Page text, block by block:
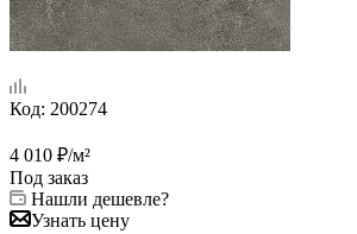
Код: 200274
4 010 ₽/м²
Под заказ
Нашли дешевле?
Узнать цену